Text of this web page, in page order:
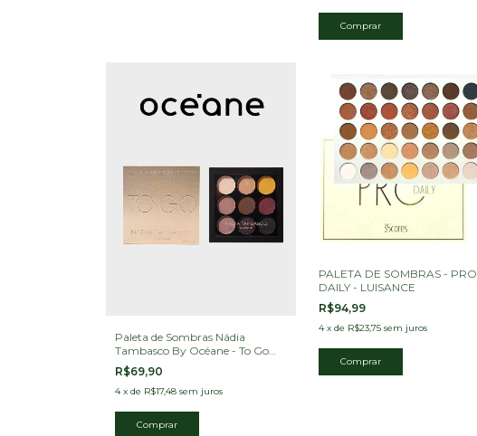
Comprar
Paleta de Sombras Nádia
Tambasco By Océane - To Go
Matte 7,2g
R$69,90
4 x de R$17,48 sem juros
PALETA DE SOMBRAS - PRO
DAILY - LUISANCE
R$94,99
4 x de R$23,75 sem juros